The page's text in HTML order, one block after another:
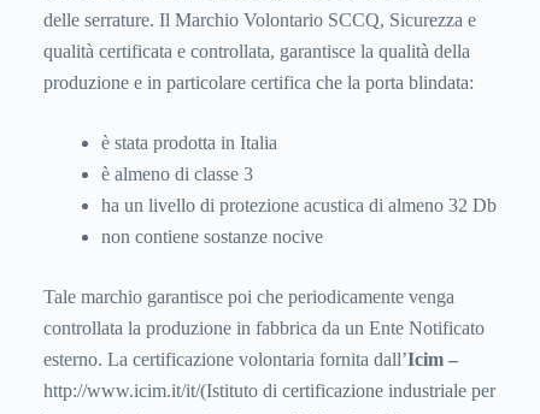
delle serrature. Il Marchio Volontario SCCQ, Sicurezza e
qualità certificata e controllata, garantisce la qualità della
produzione e in particolare certifica che la porta blindata:
è stata prodotta in Italia
è almeno di classe 3
ha un livello di protezione acustica di almeno 32 Db
non contiene sostanze nocive
Tale marchio garantisce poi che periodicamente venga
controllata la produzione in fabbrica da un Ente Notificato
esterno. La certificazione volontaria fornita dall’Icim –
http://www.icim.it/it/(Istituto di certificazione industriale per